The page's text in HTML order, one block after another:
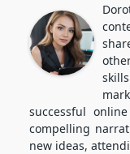
successful
compelling
new ideas,